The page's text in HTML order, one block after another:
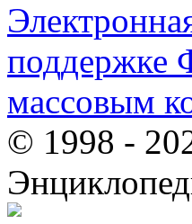
поддержке
массовым
© 1998 -